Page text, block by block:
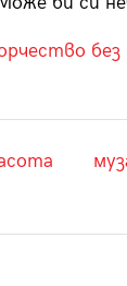
без